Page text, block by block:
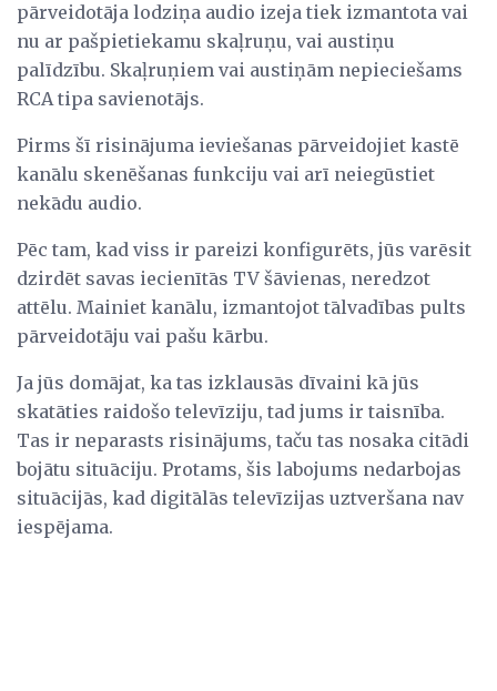
pārveidotāja lodziņa audio izeja tiek izmantota vai
nu ar pašpietiekamu skaļruņu, vai austiņu
palīdzību. Skaļruņiem vai austiņām nepieciešams
RCA tipa savienotājs.
Pirms šī risinājuma ieviešanas pārveidojiet kastē
kanālu skenēšanas funkciju vai arī neiegūstiet
nekādu audio.
Pēc tam, kad viss ir pareizi konfigurēts, jūs varēsit
dzirdēt savas iecienītās TV šāvienas, neredzot
attēlu. Mainiet kanālu, izmantojot tālvadības pults
pārveidotāju vai pašu kārbu.
Ja jūs domājat, ka tas izklausās dīvaini kā jūs
skatāties raidošo televīziju, tad jums ir taisnība.
Tas ir neparasts risinājums, taču tas nosaka citādi
bojātu situāciju. Protams, šis labojums nedarbojas
situācijās, kad digitālās televīzijas uztveršana nav
iespējama.